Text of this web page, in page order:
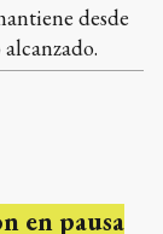
desde
en pausa